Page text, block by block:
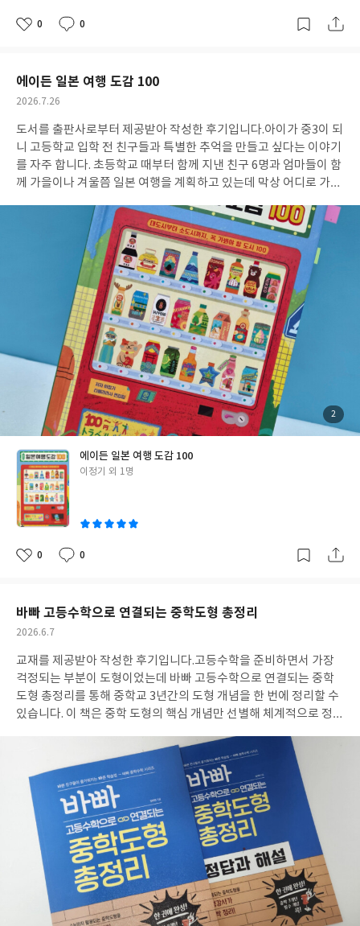
좋
0
댓
0
작
에이든 일본 여행 도감 100
작
일
2026.7.26
도서를 출판사로부터 제공받아 작성한 후기입니다.아이가 중3이 되
니 고등학교 입학 전 친구들과 특별한 추억을 만들고 싶다는 이야기
를 자주 합니다. 초등학교 때부터 함께 지낸 친구 6명과 엄마들이 함
께 가을이나 겨울쯤 일본 여행을 계획하고 있는데 막상 어디로 가야
두가 만족할 만한 여행지를 찾고 싶어 에이든 일본 여행 도감 100을
읽게 되었습니다. 이 책은 여행 코스를 나열하는 일반 여행서와 달리
일본의 다양한 도시를 한눈에 살펴볼 수 있도록 구성되어 있어 여행
지를 정하는 단계에서 특히 도움이 되었습니다. 지역마다 대표 볼거
리와 먹거리, 이동 정보, 여행 포인트가 정리되어 있어 비교하며 읽
기 좋았고, 사진도 풍부해 여행 분위기를 미리 느낄 수 있었습니다.
여러 지역을 살펴본 뒤에는 여행 후보도 자연스럽게 좁혀졌습니다.
친구들과 함께라면 놀이공원과 쇼핑, 먹거리를 모두 즐길 수 있는
오사카가 가장 무난해 보였고 도시 관광과 다양한 체험을 원한다면
도쿄도 좋은 선택이라는 생각이 들었습니다. 조금 더 특별한 추억을
만들고 싶다면 아름다운 바다와 여유로운 풍경을 만날 수 있는 오키
나와도 충분히 매력적인 여행지였습니다. 책을 읽으며 각 지역의 분
위기와 특징을 비교해 볼 수 있다는 점이 특히 만족스러웠습니다. 무
엇보다 좋았던 점은 잘 알려진 여행지뿐 아니라 처음 알게 된 소도시
정보까지 함께 담겨 있다는 것입니다. 한 권을 읽는 것만으로 일본
여행의 선택지가 훨씬 넓어졌고 다음에는 색다른 지역에도 가보고
싶다는 생각이 들었습니다. 여행은 비행기 표를 예매하는 순간이 아
니라 어디로 떠날지 상상하는 순간부터 시작된다고 합니다. 이 책은
을 처음 준비하는 분은 물론 여러 번 다녀온 분들도 새로운 여행지를
첨
부
된
사
2
에이든 일본 여행 도감 100
글
이정기 외 1명
좋
0
댓
0
작
바빠 고등수학으로 연결되는 중학도형 총정리
작
일
2026.6.7
교재를 제공받아 작성한 후기입니다. 고등수학을 준비하면서 가장
걱정되는 부분이 도형이었는데 바빠 고등수학으로 연결되는 중학
도형 총정리를 통해 중학교 3년간의 도형 개념을 한 번에 정리할 수
있습니다. 이 책은 중학 도형의 핵심 개념만 선별해 체계적으로 정리
형, 원, 삼각비까지 고등수학과 연결되는 중요한 내용을 단계별로
학습할 수 있어 예비고1 학생들에게 특히 도움이 될 것 같아요 각 단
원마다 수능 및 모의고사 출제 여부와 중요도가 표시되어 있어 어떤
개념을 중점적으로 공부해야 하는지 쉽게 파악할 수 있었고 <앗! 실
수> 코너를 통해 학생들이 자주 틀리는 부분을 미리 점검할 수 있어
유용합니다 개념 설명도 친절하고 문제 수가 과하지 않아 부담 없이
학습할 수 있으며 학년별 총정리 문제를 통해 실력을 점검할 수 있는
점도 만족스럽구요 특히 도형이 약한 학생들이나 고등수학 입학 전
중학 개념을 다시 정리하고 싶은 학생들에게 추천하고 싶어요